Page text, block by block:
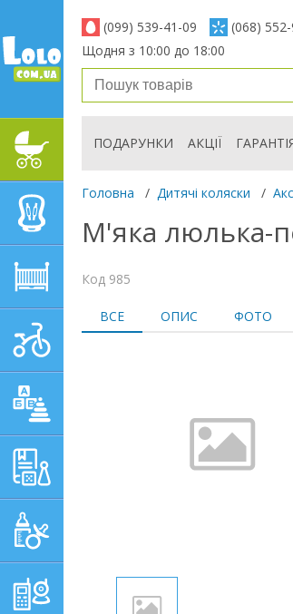
ДИТЯЧІ КОЛЯСКИ
ДИТЯЧІ МЕБЛІ
ДИТЯЧИЙ СПОРТ І
РОЗВИВАЮЧІ ТОВАРИ
(099) 539-41-09 (068)
Щодня з 10:00 до 18:00
ПОДАРУНКИ АКЦІЇ
Головна / Дитячі коляски /
М'яка люлька-
Код 985
ВСЕ ОПИС ФОТО